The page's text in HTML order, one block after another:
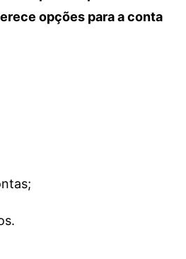
opções para a conta